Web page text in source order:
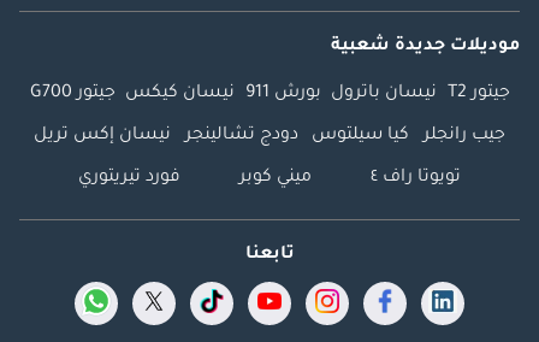
موديلات جديدة شعبية
جيتور T2 نيسان باترول بورش 911 نيسان كيكس جيتور G700
جيب رانجلر كيا سيلتوس دودج تشالينجر نيسان إكس تريل
تويوتا راف ٤ ميني كوبر فورد تيريتوري
تابعنا